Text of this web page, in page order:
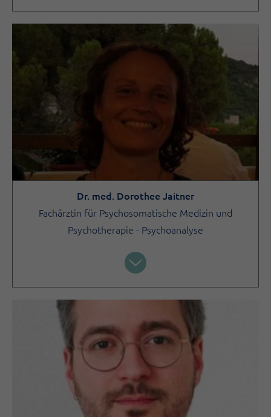
Dr. med. Dorothee Jaitner
Fachärztin für Psychosomatische Medizin und
Psychotherapie - Psychoanalyse